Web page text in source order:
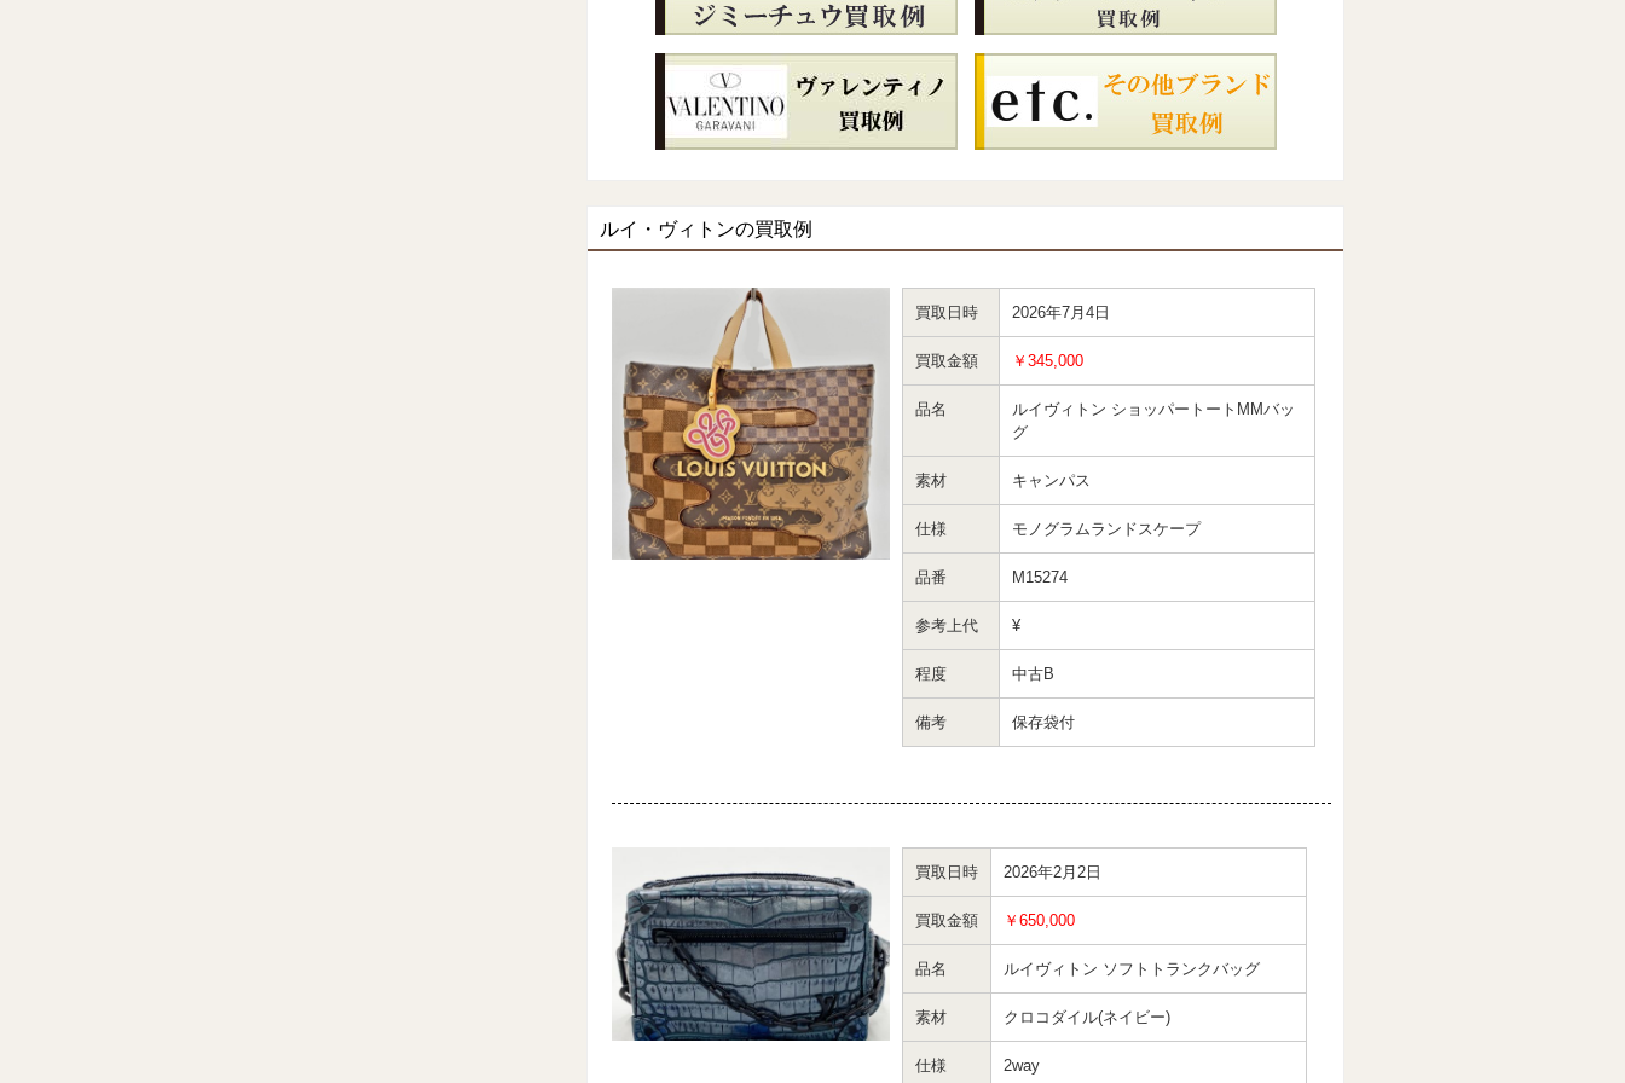
ルイ・ヴィトンの買取例
買取日時 2026年7月4日
買取金額 ￥345,000
品名
ルイヴィトン ショッパートートMMバッ
グ
素材 キャンパス
仕様 モノグラムランドスケープ
品番 M15274
参考上代 ¥
程度 中古B
備考 保存袋付
買取日時 2026年2月2日
買取金額 ￥650,000
品名 ルイヴィトン ソフトトランクバッグ
素材 クロコダイル(ネイビー)
仕様 2way